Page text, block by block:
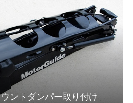
ントダンパー取り付け